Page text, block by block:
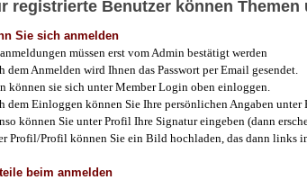
registrierte Benutzer können
Sie sich anmelden
müssen erst vom Admin bestätigt werden
dem Anmelden wird Ihnen das Passwort per Email gesendet.
können sie sich unter Member Login oben einloggen.
dem Einloggen können Sie Ihre persönlichen Angaben unter
können Sie unter Profil Ihre Signatur eingeben (dann
Profil/Profil können Sie ein Bild hochladen, das dann links
beim anmelden